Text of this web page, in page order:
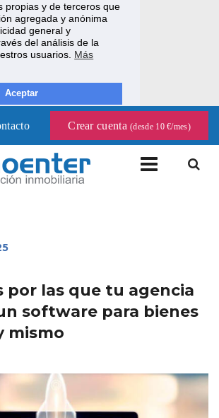
propias y de terceros que
agregada y anónima
general y
del análisis de la
usuarios. Más
Aceptar
Crear cuenta(desde 10 €/mes)
por las que tu agencia
software para bienes
mismo